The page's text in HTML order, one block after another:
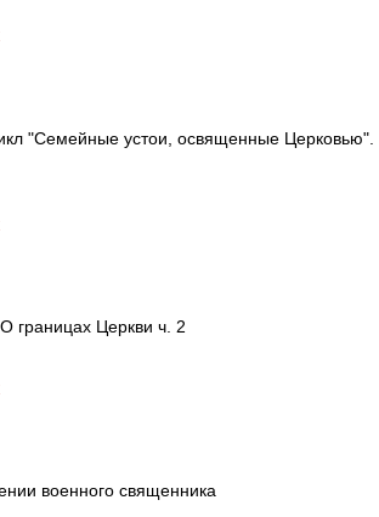
"Семейные устои, освященные Церковью".
границах Церкви ч. 2
военного священника